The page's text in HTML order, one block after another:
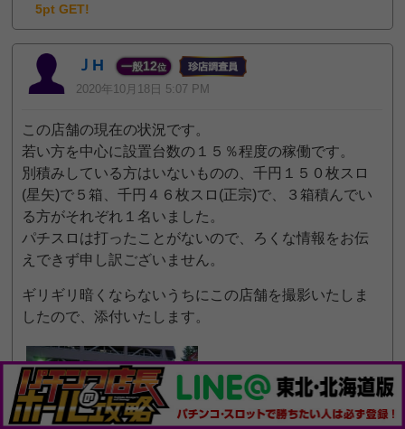
5pt GET!
ＪH 一般12位
2020年10月18日 5:07 PM
この店舗の現在の状況です。
若い方を中心に設置台数の１５％程度の稼働です。
別積みしている方はいないものの、千円１５０枚スロ
(星矢)で５箱、千円４６枚スロ(正宗)で、３箱積んでい
る方がそれぞれ１名いました。
パチスロは打ったことがないので、ろくな情報をお伝
えできず申し訳ございません。
ギリギリ暗くならないうちにこの店舗を撮影いたしま
したので、添付いたします。